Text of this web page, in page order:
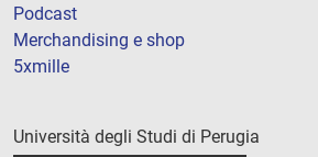
Podcast
Merchandising e shop
5xmille
Università degli Studi di Perugia